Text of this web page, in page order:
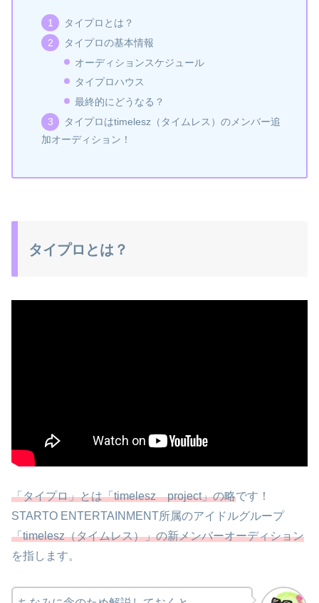
タイプロとは？
タイプロの基本情報
オーディションスケジュール
タイプロハウス
最終的にどうなる？
タイプロはtimelesz（タイムレス）のメンバー追
加オーディション！
タイプロとは？
「タイプロ」とは「timelesz project」の略です！
STARTO ENTERTAINMENT所属のアイドルグループ
「timelesz（タイムレス）」の新メンバーオーディション
を指します。